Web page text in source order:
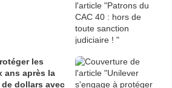
les
ans après la
dollars avec